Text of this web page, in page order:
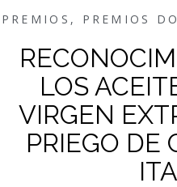
PREMIOS , PREMIOS
LOS
VIRGEN
PRIEGO DE